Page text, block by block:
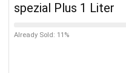
spezial Plus 1 Liter
Already Sold: 11%